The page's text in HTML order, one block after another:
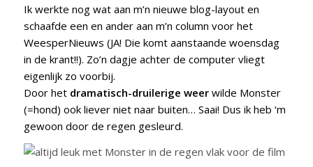
Ik werkte nog wat aan m’n nieuwe blog-layout en
schaafde een en ander aan m’n column voor het
WeesperNieuws (JA! Die komt aanstaande woensdag
in de krant!!). Zo’n dagje achter de computer vliegt
eigenlijk zo voorbij.
Door het dramatisch-druilerige weerwilde Monster
(=hond) ook liever niet naar buiten… Saai! Dus ik heb ‘m
gewoon door de regen gesleurd.